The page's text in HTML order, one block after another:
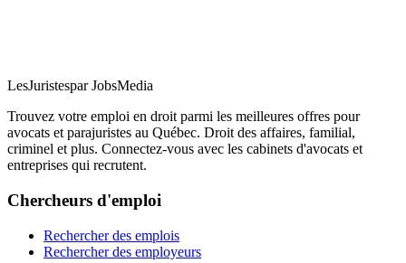
LesJuristespar JobsMedia
Trouvez votre emploi en droit parmi les meilleures offres pour
avocats et parajuristes au Québec. Droit des affaires, familial,
criminel et plus. Connectez-vous avec les cabinets d'avocats et
entreprises qui recrutent.
Chercheurs d'emploi
Rechercher des emplois
Rechercher des employeurs